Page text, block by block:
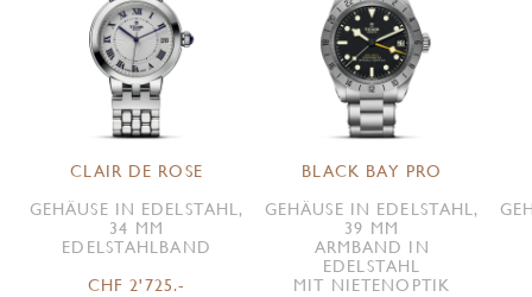
CLAIR DE ROSE
GEHÄUSE IN EDELSTAHL,
34 MM
EDELSTAHLBAND
CHF 2'725.-
BLACK BAY PRO
GEHÄUSE IN EDELSTAHL,
39 MM
ARMBAND IN
EDELSTAHL
MIT NIETENOPTIK